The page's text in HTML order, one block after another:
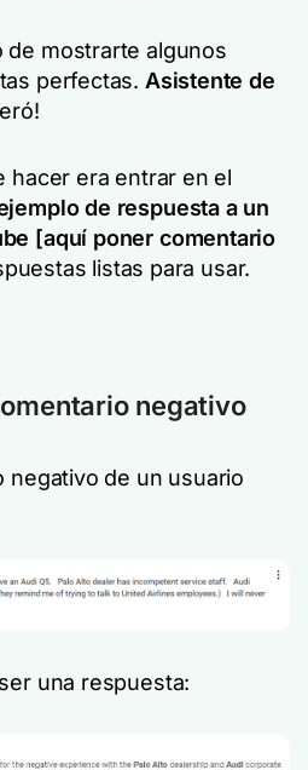
de mostrarte algunos
perfectas. Asistente de
hacer era entrar en el
de respuesta a un
[aquí poner comentario
listas para usar.
negativo
negativo de un usuario
una respuesta: